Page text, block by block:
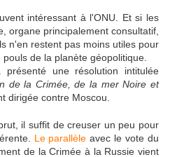
intéressant à l'ONU. Et si les
organe principalement consultatif,
n'en restent pas moins utiles pour
de la planète géopolitique.
une résolution intitulée
de la Crimée, de la mer Noire et
dirigée contre Moscou.
il suffit de creuser un peu pour
Le parallèle avec le vote du
de la Crimée à la Russie vient